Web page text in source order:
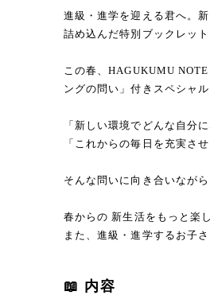
進級・進学を迎える君へ。
詰め込んだ特別ブックレット
この春、HAGUKUMU
ングの問い」付きスペシャ
「新しい環境でどんな自分に
「これからの毎日を充実させ
そんな問いに向き合いなが
春からの 新生活をもっと楽
また、進級・進学するお子
📖 内容